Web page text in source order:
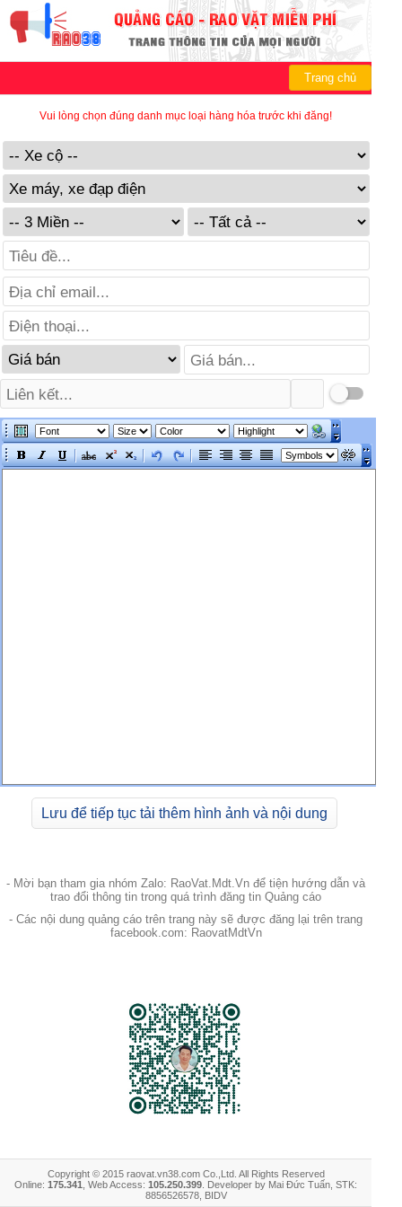
Trang chủ
Vui lòng chọn đúng danh mục loại hàng hóa trước khi đăng!
Lưu để tiếp tục tải thêm hình ảnh và nội dung
- Mời bạn tham gia nhóm Zalo: RaoVat.Mdt.Vn để tiện hướng dẫn và
trao đổi thông tin trong quá trình đăng tin Quảng cáo
- Các nội dung quảng cáo trên trang này sẽ được đăng lại trên trang
facebook.com: RaovatMdtVn
Copyright © 2015 raovat.vn38.com Co.,Ltd. All Rights Reserved
Online: 175.341 , Web Access: 105.250.399 . Developer by Mai Đức Tuấn, STK:
8856526578, BIDV